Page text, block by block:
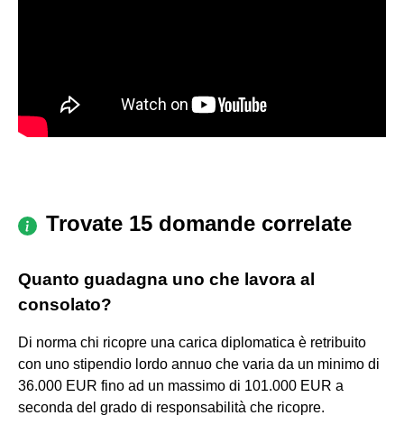
Trovate 15 domande correlate
Quanto guadagna uno che lavora al
consolato?
Di norma chi ricopre una carica diplomatica è retribuito
con uno stipendio lordo annuo che varia da un minimo di
36.000 EUR fino ad un massimo di 101.000 EUR a
seconda del grado di responsabilità che ricopre.